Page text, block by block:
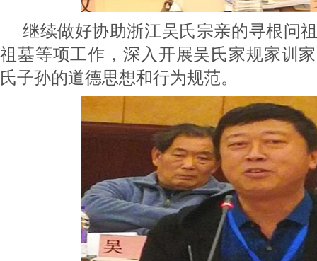
继续做好协助浙江吴氏宗亲的寻根问
祖墓等项工作，深入开展吴氏家规家训
氏子孙的道德思想和行为规范。